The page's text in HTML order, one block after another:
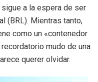
a la espera de ser
(BRL). Mientras tanto,
como un «contenedor
mudo de una
querer olvidar.